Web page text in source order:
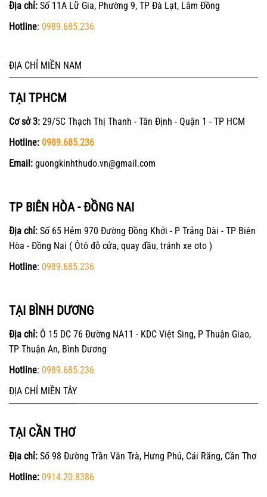
Địa chỉ: Số 11A Lữ Gia, Phường 9, TP Đà Lạt, Lâm Đồng
Hotline: 0989.685.236
ĐỊA CHỈ MIỀN NAM
TẠI TPHCM
Cơ sở 3: 29/5C Thạch Thị Thanh - Tân Định - Quận 1 - TP HCM
Hotline: 0989.685.236
Email: guongkinhthudo.vn@gmail.com
TP BIÊN HÒA - ĐỒNG NAI
Địa chỉ: Số 65 Hẻm 970 Đường Đồng Khởi - P Trảng Dài - TP Biên
Hòa - Đồng Nai ( Ôtô đỗ cửa, quay đầu, tránh xe oto )
Hotline: 0989.685.236
TẠI BÌNH DƯƠNG
Địa chỉ: Ô 15 DC 76 Đường NA11 - KDC Việt Sing, P Thuận Giao,
TP Thuận An, Bình Dương
Hotline: 0989.685.236
ĐỊA CHỈ MIỀN TÂY
TẠI CẦN THƠ
Địa chỉ: Số 98 Đường Trần Văn Trà, Hưng Phú, Cái Răng, Cần Thơ
Hotline: 0914.20.8386